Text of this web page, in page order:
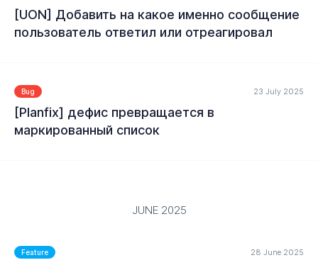
[UON] Добавить на какое именно сообщение
пользователь ответил или отреагировал
Bug 23 July 2025
[Planfix] дефис превращается в
маркированный список
JUNE 2025
Feature 28 June 2025